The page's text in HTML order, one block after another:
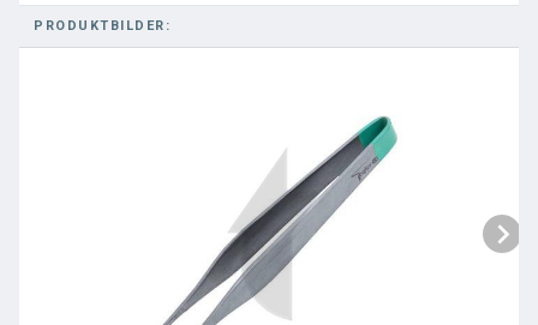
PRODUKTBILDER: